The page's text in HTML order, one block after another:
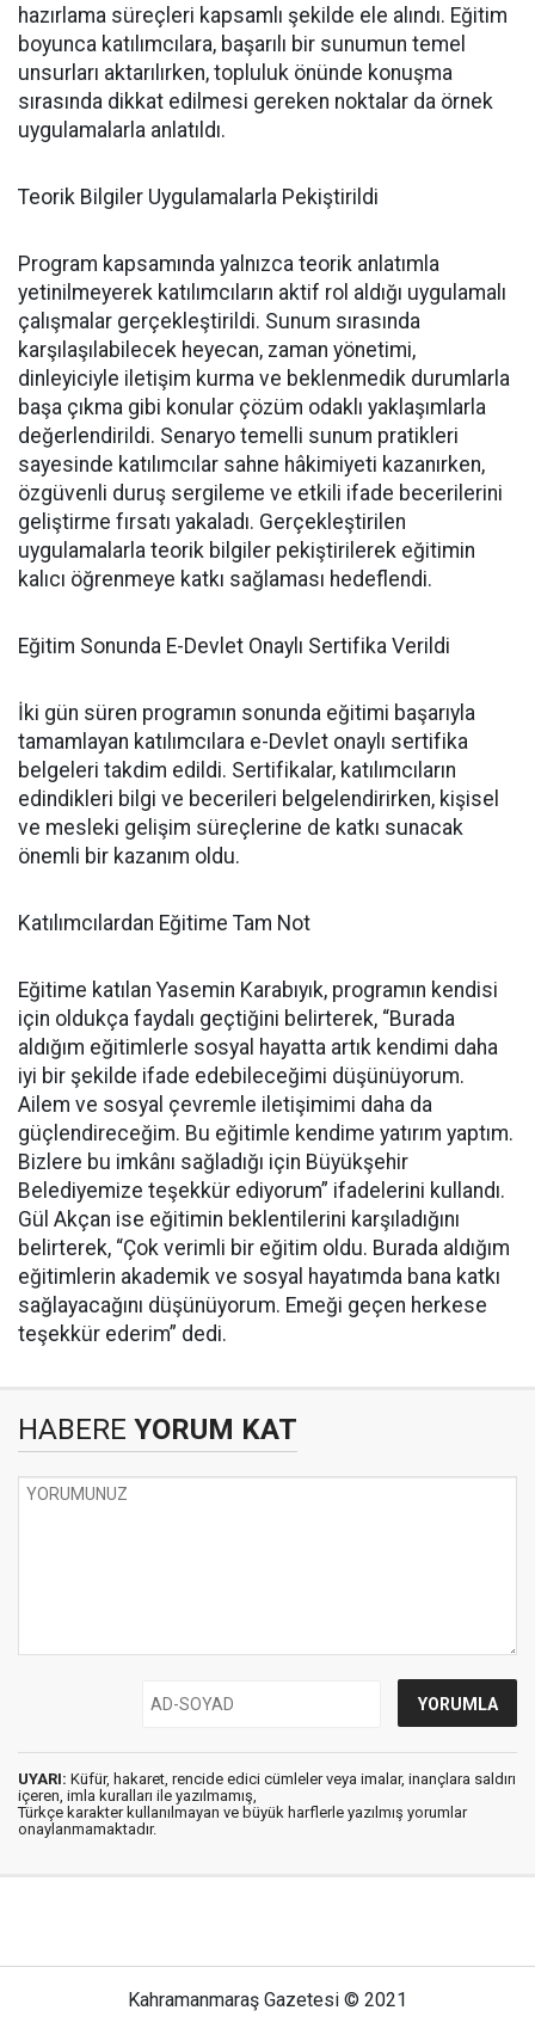
hazırlama süreçleri kapsamlı şekilde ele alındı. Eğitim
boyunca katılımcılara, başarılı bir sunumun temel
unsurları aktarılırken, topluluk önünde konuşma
sırasında dikkat edilmesi gereken noktalar da örnek
uygulamalarla anlatıldı.
Teorik Bilgiler Uygulamalarla Pekiştirildi
Program kapsamında yalnızca teorik anlatımla
yetinilmeyerek katılımcıların aktif rol aldığı uygulamalı
çalışmalar gerçekleştirildi. Sunum sırasında
karşılaşılabilecek heyecan, zaman yönetimi,
dinleyiciyle iletişim kurma ve beklenmedik durumlarla
başa çıkma gibi konular çözüm odaklı yaklaşımlarla
değerlendirildi. Senaryo temelli sunum pratikleri
sayesinde katılımcılar sahne hâkimiyeti kazanırken,
özgüvenli duruş sergileme ve etkili ifade becerilerini
geliştirme fırsatı yakaladı. Gerçekleştirilen
uygulamalarla teorik bilgiler pekiştirilerek eğitimin
kalıcı öğrenmeye katkı sağlaması hedeflendi.
Eğitim Sonunda E-Devlet Onaylı Sertifika Verildi
İki gün süren programın sonunda eğitimi başarıyla
tamamlayan katılımcılara e-Devlet onaylı sertifika
belgeleri takdim edildi. Sertifikalar, katılımcıların
edindikleri bilgi ve becerileri belgelendirirken, kişisel
ve mesleki gelişim süreçlerine de katkı sunacak
önemli bir kazanım oldu.
Katılımcılardan Eğitime Tam Not
Eğitime katılan Yasemin Karabıyık, programın kendisi
için oldukça faydalı geçtiğini belirterek, “Burada
aldığım eğitimlerle sosyal hayatta artık kendimi daha
iyi bir şekilde ifade edebileceğimi düşünüyorum.
Ailem ve sosyal çevremle iletişimimi daha da
güçlendireceğim. Bu eğitimle kendime yatırım yaptım.
Bizlere bu imkânı sağladığı için Büyükşehir
Belediyemize teşekkür ediyorum” ifadelerini kullandı.
Gül Akçan ise eğitimin beklentilerini karşıladığını
belirterek, “Çok verimli bir eğitim oldu. Burada aldığım
eğitimlerin akademik ve sosyal hayatımda bana katkı
sağlayacağını düşünüyorum. Emeği geçen herkese
teşekkür ederim” dedi.
HABERE YORUM KAT
UYARI: Küfür, hakaret, rencide edici cümleler veya imalar, inançlara saldırı
içeren, imla kuralları ile yazılmamış,
Türkçe karakter kullanılmayan ve büyük harflerle yazılmış yorumlar
onaylanmamaktadır.
Kahramanmaraş Gazetesi © 2021